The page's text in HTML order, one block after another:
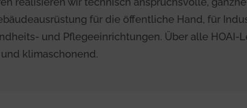
für die öffentliche Hand, für
und Pflegeeinrichtungen. Über alle HOAI-
klimaschonend.